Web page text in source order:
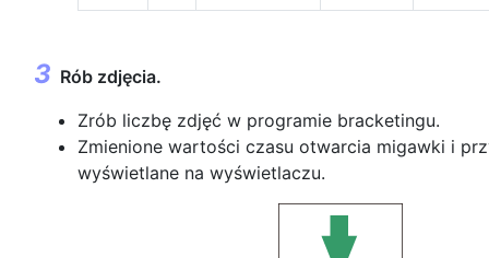
Rób zdjęcia.
Zrób liczbę zdjęć w programie bracketingu.
Zmienione wartości czasu otwarcia migawki i
wyświetlane na wyświetlaczu.